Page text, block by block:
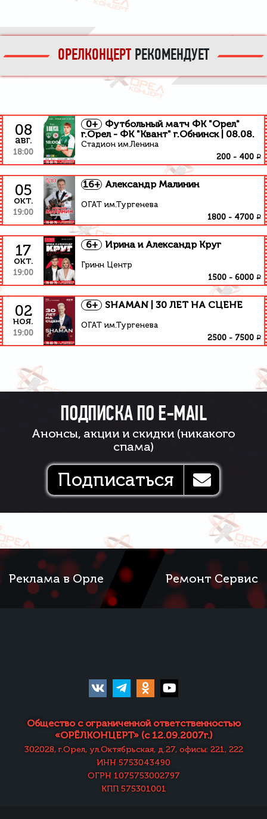
ОРЕЛКОНЦЕРТ РЕКОМЕНДУЕТ
08
авг.
18:00
0+
Футбольный матч ФК "Орел"
г.Орел - ФК "Квант" г.Обнинск | 08.08.
Стадион им.Ленина
200 - 400 ₽
05
окт.
19:00
16+ Александр Малинин
ОГАТ им.Тургенева
1800 - 4700 ₽
17
окт.
19:00
6+ Ирина и Александр Круг
Гринн Центр
1500 - 6000 ₽
02
ноя.
19:00
6+ SHAMAN | 30 ЛЕТ НА СЦЕНЕ
ОГАТ им.Тургенева
2500 - 7500 ₽
ПОДПИСКА ПО E-MAIL
Анонсы, акции и скидки (никакого
спама)
Подписаться
Реклама в Орле Ремонт Сервис
Общество с ограниченной ответственностью
«ОРЁЛКОНЦЕРТ» (с 12.09.2007г.)
302028, г.Орел, ул.Октябрьская, д.27, офисы: 221, 222
ИНН 5753043490
ОГРН 1075753002797
КПП 575301001